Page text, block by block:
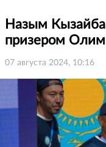
Назым
призером
07 августа 2024, 10:16